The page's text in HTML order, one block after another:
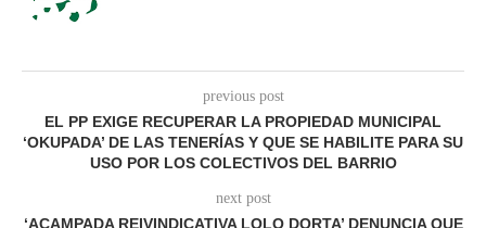
previous post
EL PP EXIGE RECUPERAR LA PROPIEDAD MUNICIPAL
‘OKUPADA’ DE LAS TENERÍAS Y QUE SE HABILITE PARA SU
USO POR LOS COLECTIVOS DEL BARRIO
next post
‘ACAMPADA REIVINDICATIVA LOLO DORTA’ DENUNCIA QUE